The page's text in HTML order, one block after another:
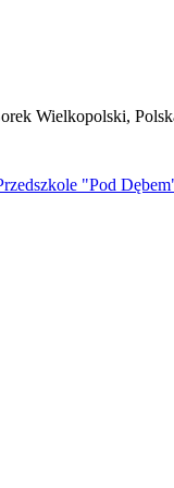
Wielkopolski,